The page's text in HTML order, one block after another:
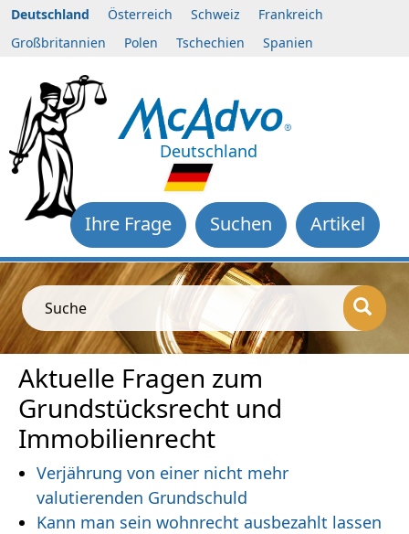
Deutschland Österreich Schweiz
Frankreich
Großbritannien
Polen Tschechien Spanien
Deutschland
Artikel
Suchen
Ihre Frage
Suche
Aktuelle Fragen zum
Grundstücksrecht und
Immobilienrecht
Verjährung von einer nicht mehr
valutierenden Grundschuld
Kann man sein wohnrecht ausbezahlt lassen